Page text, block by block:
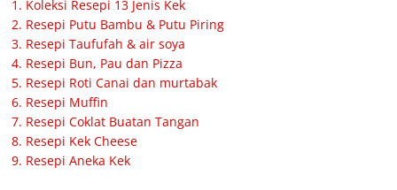
1. Koleksi Resepi 13 Jenis Kek
2. Resepi Putu Bambu & Putu Piring
3. Resepi Taufufah & air soya
4. Resepi Bun, Pau dan Pizza
5. Resepi Roti Canai dan murtabak
6. Resepi Muffin
7. Resepi Coklat Buatan Tangan
8. Resepi Kek Cheese
9. Resepi Aneka Kek